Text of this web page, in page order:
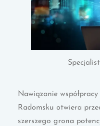
Nawiązanie
Radomsku otwiera
szerszego grona